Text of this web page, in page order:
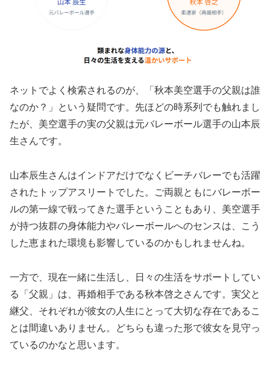
ネットでよく検索されるのが、「秋本美空選手の父親は誰
なのか？」という疑問です。先ほどの時系列でも触れまし
たが、美空選手の実の父親は元バレーボール選手の山本辰
生さんです。
山本辰生さんはインドアだけでなくビーチバレーでも活躍
されたトップアスリートでした。ご両親ともにバレーボー
ルの第一線で戦ってきた選手ということもあり、美空選手
が持つ抜群の身体能力やバレーボールへのセンスは、こう
した恵まれた環境も影響しているのかもしれませんね。
一方で、現在一緒に生活し、日々の生活をサポートしてい
る「父親」は、再婚相手である秋本啓之さんです。実父と
継父、それぞれが彼女の人生にとって大切な存在であるこ
とは間違いありません。どちらも違った形で彼女を見守っ
ているのかなと思います。